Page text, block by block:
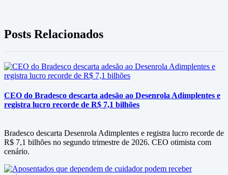
Posts Relacionados
CEO do Bradesco descarta adesão ao Desenrola Adimplentes e
registra lucro recorde de R$ 7,1 bilhões
Bradesco descarta Desenrola Adimplentes e registra lucro recorde de
R$ 7,1 bilhões no segundo trimestre de 2026. CEO otimista com
cenário.